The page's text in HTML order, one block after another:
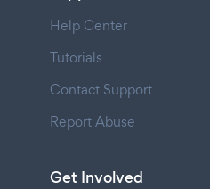
Help Center
Tutorials
Contact Support
Report Abuse
Get Involved